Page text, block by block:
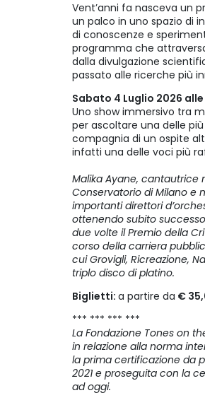
Vent’anni fa nasceva un
un palco in uno spazio di
di conoscenze e
programma che
dalla divulgazione
passato alle ricerche più
Sabato 4 Luglio 2026 alle
Uno show immersivo tra
per ascoltare una delle
compagnia di un ospite
infatti una delle voci più
Malika Ayane, cantautrice
Conservatorio di Milano e
importanti direttori
ottenendo subito
due volte il Premio della
corso della carriera
cui Grovigli, Ricreazione,
triplo disco di platino.
Biglietti: a partire da €
*** *** *** ***
La Fondazione Tones on
in relazione alla norma
la prima certificazione da
2021 e proseguita con la
ad oggi.